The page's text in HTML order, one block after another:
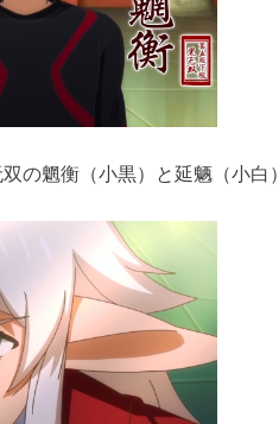
の魍衡（小黒）と延魉（小白）